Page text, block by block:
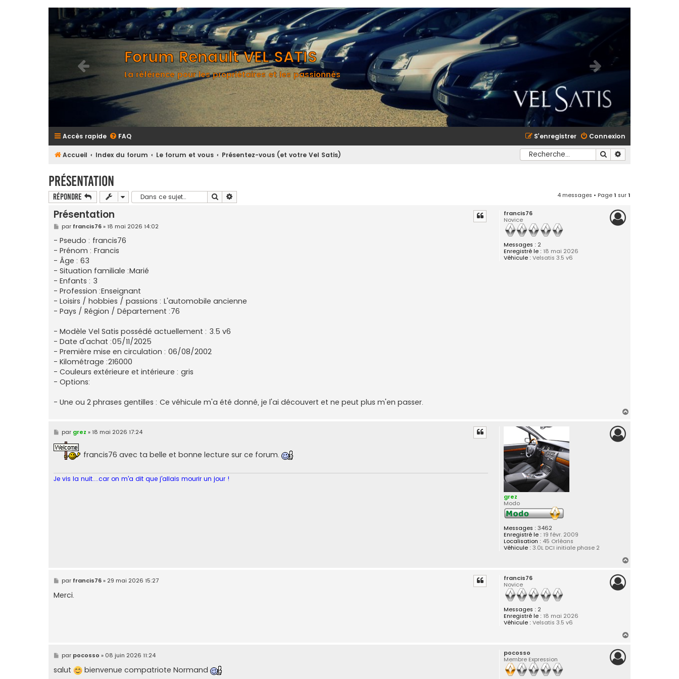
Forum Renault VEL SATIS
La référence pour les propriétaires et les passionnés
Accès rapide FAQ Connexion
S’enregistrer
Accueil Index du forum Le forum et vous Présentez-vous (et votre Vel Satis) Rechercher
Présentation
Répondre Rechercher 4 messages • Page1 sur1
francis76
Novice
Messages : 2
Enregistré le : 18 mai 2026
Véhicule : Velsatis 3.5 v6
Présentation
M
e
s
s
a
g
e
par francis76» 18 mai 2026 14:02
- Pseudo : francis76
- Prénom : Francis
- Âge : 63
- Situation familiale :Marié
- Enfants : 3
- Profession :Enseignant
- Loisirs / hobbies / passions : L'automobile ancienne
- Pays / Région / Département :76
- Modèle Vel Satis possédé actuellement : 3.5 v6
- Date d'achat :05/11/2025
- Première mise en circulation : 06/08/2002
- Kilométrage :216000
- Couleurs extérieure et intérieure : gris
- Options:
- Une ou 2 phrases gentilles : Ce véhicule m'a été donné, je l'ai découvert et ne peut plus m'en passer.
grez
Modo
Messages : 3462
Enregistré le : 19 févr. 2009
Localisation : 45 Orléans
Véhicule : 3.0L DCI initiale phase 2
M
e
s
s
e
par grez » 18 mai 2026 17:24
francis76 avec ta belle et bonne lecture sur ce forum.
Je vis la nuit....car on m'a dit que j'allais mourir un jour !
francis76
Novice
Messages : 2
Enregistré le : 18 mai 2026
Véhicule : Velsatis 3.5 v6
M
e
s
s
par francis76» 29 mai 2026 15:27
Merci.
pocosso
Membre Expression
M
e
s
s
par pocosso » 08 juin 2026 11:24
salut bienvenue compatriote Normand